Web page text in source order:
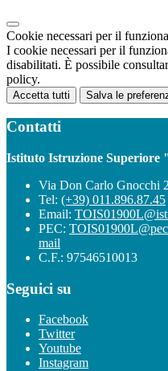
Cookie necessari per il
I cookie necessari per il
disabilitati. È possibile
policy.
Accetta tutti Salva le
Contatti
Istituto Istruzione Superiore
Via Don Carlo Gnocchi
Tel: (+39) 011.896.87.45
Email:
PEC:
mail
C.F.: 97546510013
Seguici su
Facebook
Twitter
Youtube
Instagram